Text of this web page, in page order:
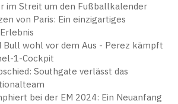
im Streit um den Fußballkalender
von Paris: Ein einzigartiges
Bull wohl vor dem Aus - Perez kämpft
1-Cockpit
Southgate verlässt das
bei der EM 2024: Ein Neuanfang